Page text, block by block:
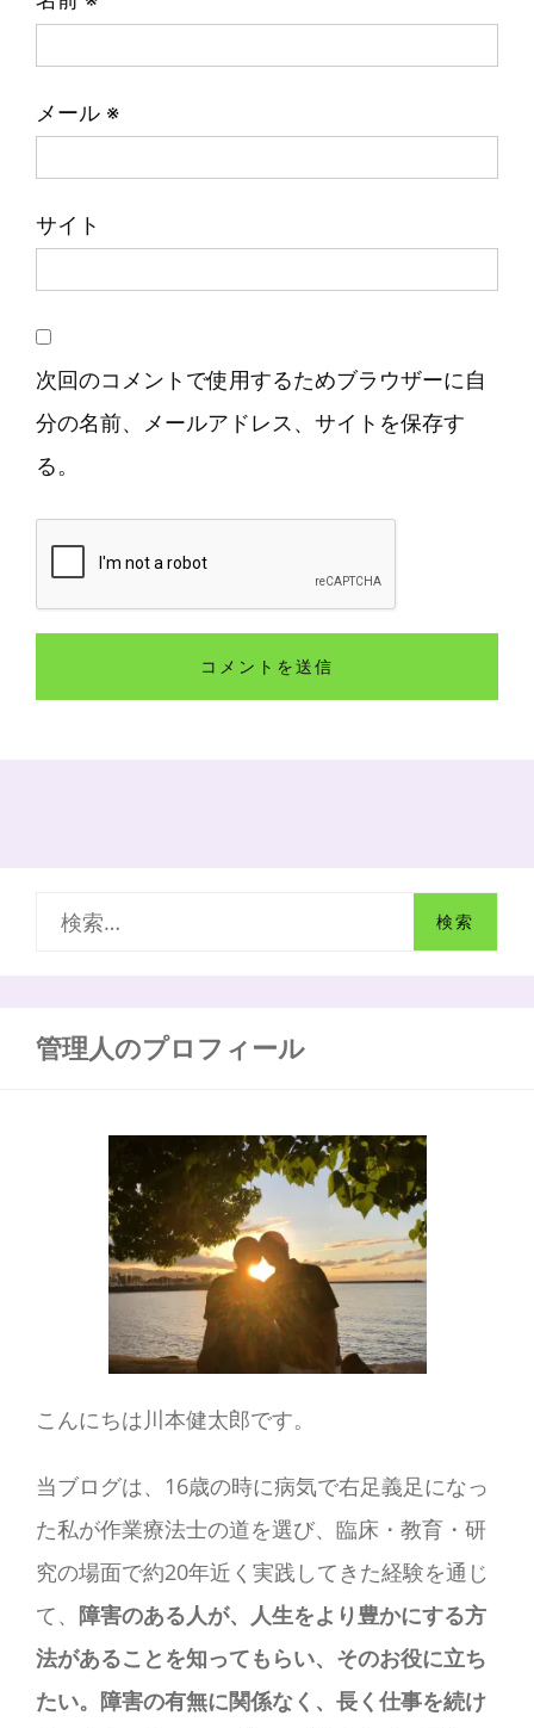
メール ※
サイト
次回のコメントで使用するためブラウザーに自
分の名前、メールアドレス、サイトを保存す
る。
管理人のプロフィール
こんにちは川本健太郎です。
当ブログは、16歳の時に病気で右足義足になっ
た私が作業療法士の道を選び、臨床・教育・研
究の場面で約20年近く実践してきた経験を通じ
て、 障害のある人が、人生をより豊かにする方
法があることを知ってもらい、そのお役に立ち
たい。障害の有無に関係なく、長く仕事を続け